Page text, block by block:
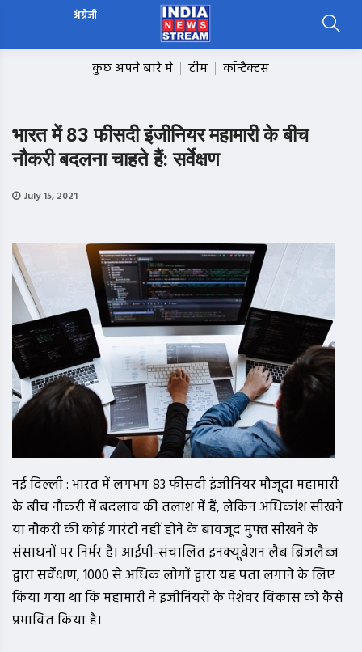
अंग्रेजी
कुछ अपने बारे मे टीम कॉन्टैक्टस
भारत में 83 फीसदी इंजीनियर महामारी के बीच
नौकरी बदलना चाहते हैं: सर्वेक्षण
July 15, 2021
नई दिल्ली : भारत में लगभग 83 फीसदी इंजीनियर मौजूदा महामारी
के बीच नौकरी में बदलाव की तलाश में हैं, लेकिन अधिकांश सीखने
या नौकरी की कोई गारंटी नहीं होने के बावजूद मुफ्त सीखने के
संसाधनों पर निर्भर हैं। आईपी-संचालित इनक्यूबेशन लैब ब्रिजलैब्ज
द्वारा सर्वेक्षण, 1000 से अधिक लोगों द्वारा यह पता लगाने के लिए
किया गया था कि महामारी ने इंजीनियरों के पेशेवर विकास को कैसे
प्रभावित किया है।